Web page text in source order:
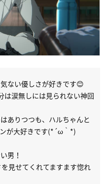
ない優しさが好きです😊
は涙無しには見られない神回
ありつつも、ハルちゃんと
が大好きです(*´ω｀*)
男！
見せてくれてますます惚れ